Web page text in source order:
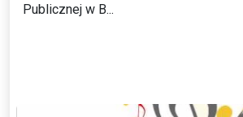
Publicznej w B...